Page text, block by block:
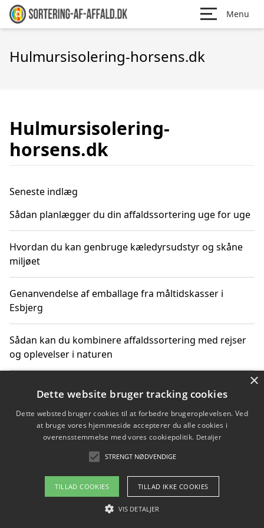
Menu
Hulmursisolering-horsens.dk
Hulmursisolering-
horsens.dk
Seneste indlæg
Sådan planlægger du din affaldssortering uge for uge
Hvordan du kan genbruge kæledyrsudstyr og skåne
miljøet
Genanvendelse af emballage fra måltidskasser i
Esbjerg
Sådan kan du kombinere affaldssortering med rejser
og oplevelser i naturen
Hvordan affaldssortering kan bidrage til co2 reduktion
Copyright 2026 - Pilanto Aps
Om / kontakt
Blog Betingelser
×
Dette website bruger tracking cookies
Dette websted bruger cookies til at forbedre brugeroplevelsen. Ved
at bruge vores hjemmeside accepterer du alle cookies i
overensstemmelse med vores cookiepolitik. Detaljer
STRENGT NØDVENDIGE
TILLAD COOKIES TILLAD IKKE COOKIES
VIS DETALJER